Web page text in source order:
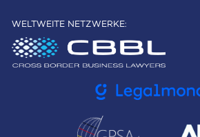
WELTWEITE NETZWERKE: